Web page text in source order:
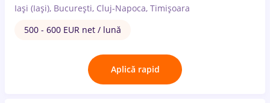
Iași (Iași), București, Cluj-Napoca, Timișoara
500 - 600 EUR net / lună
Aplică rapid